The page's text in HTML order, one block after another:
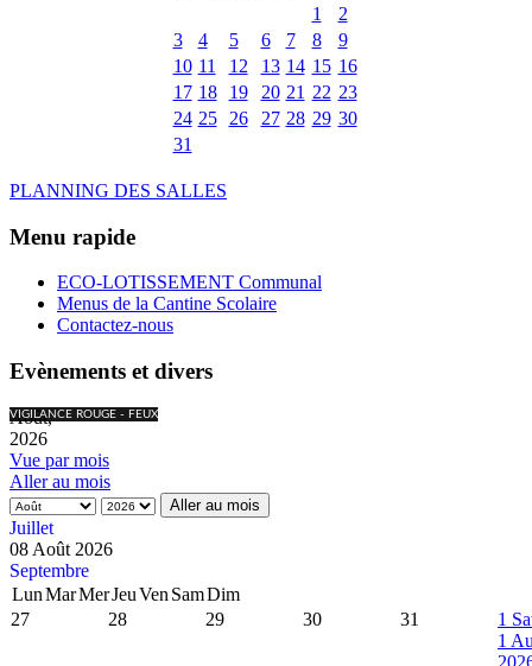
1
2
3
4 5 6 7 8
9
10 11 12 13 14 15 16
17 18 19 20 21 22 23
24 25 26 27 28 29 30
31
PLANNING DES SALLES
Menu rapide
ECO-LOTISSEMENT Communal
Menus de la Cantine Scolaire
Contactez-nous
Evènements et divers
VIGILANCE ROUGE - FEUX
Août,
2026
Vue par mois
Aller au mois
Aller au mois
Juillet
08 Août 2026
Septembre
LunMarMerJeuVen SamDim
27
28 29 30 31 1
1